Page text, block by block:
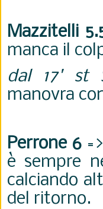
Mazzitelli
manca il
dal 17' st
manovra
Perrone 6
è sempre
calciando
del ritorno.